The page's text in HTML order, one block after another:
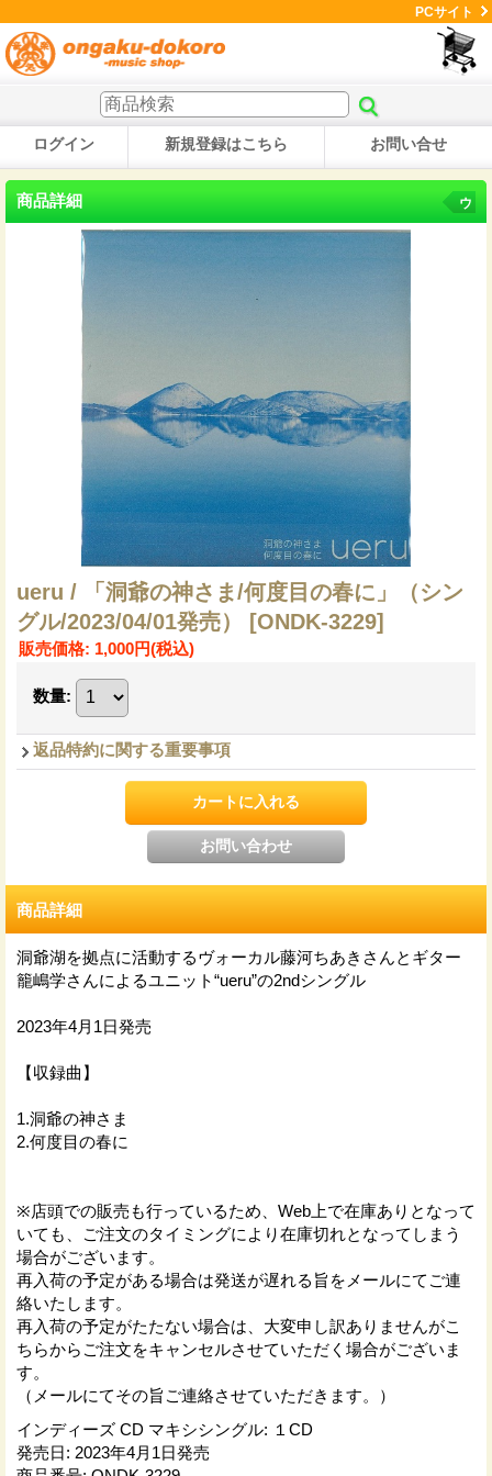
PCサイト
ログイン 新規登録はこちら お問い合せ
商品詳細 ウ
ueru / 「洞爺の神さま/何度目の春に」（シン
グル/2023/04/01発売）
[ONDK-3229]
販売価格: 1,000円(税込)
数量:
返品特約に関する重要事項
商品詳細
洞爺湖を拠点に活動するヴォーカル藤河ちあきさんとギター
籠嶋学さんによるユニット“ueru”の2ndシングル
2023年4月1日発売
【収録曲】
1.洞爺の神さま
2.何度目の春に
※店頭での販売も行っているため、Web上で在庫ありとなって
いても、ご注文のタイミングにより在庫切れとなってしまう
場合がございます。
再入荷の予定がある場合は発送が遅れる旨をメールにてご連
絡いたします。
再入荷の予定がたたない場合は、大変申し訳ありませんがこ
ちらからご注文をキャンセルさせていただく場合がございま
す。
（メールにてその旨ご連絡させていただきます。）
インディーズ CD マキシシングル: １CD
発売日: 2023年4月1日発売